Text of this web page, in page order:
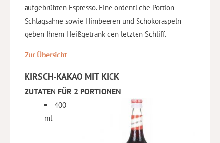
aufgebrühten Espresso. Eine ordentliche Portion
Schlagsahne sowie Himbeeren und Schokoraspeln
geben Ihrem Heißgetränk den letzten Schliff.
Zur Übersicht
KIRSCH-KAKAO MIT KICK
ZUTATEN FÜR 2 PORTIONEN
400
ml